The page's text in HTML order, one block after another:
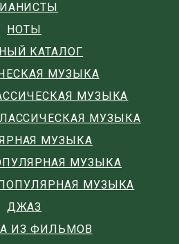
НОТЫ
КАТАЛОГ
МУЗЫКА
МУЗЫКА
МУЗЫКА
МУЗЫКА
МУЗЫКА
МУЗЫКА
ДЖАЗ
ИЗ ФИЛЬМОВ